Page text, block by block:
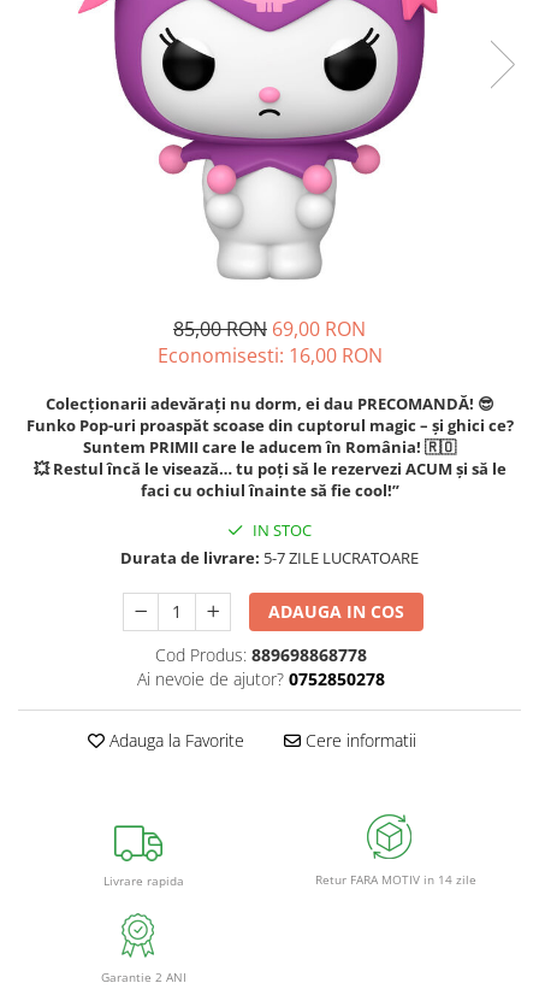
85,00 RON 69,00 RON
Economisesti: 16,00 RON
Colecționarii adevărați nu dorm, ei dau PRECOMANDĂ! 😎
Funko Pop-uri proaspăt scoase din cuptorul magic – și ghici ce?
Suntem PRIMII care le aducem în România! 🇷🇴
💥 Restul încă le visează… tu poți să le rezervezi ACUM și să le
faci cu ochiul înainte să fie cool!”
IN STOC
Durata de livrare: 5-7 ZILE LUCRATOARE
ADAUGA IN COS
Cod Produs: 889698868778
Ai nevoie de ajutor? 0752850278
Adauga la Favorite Cere informatii
Livrare rapida Retur FARA MOTIV in 14 zile
Garantie 2 ANI